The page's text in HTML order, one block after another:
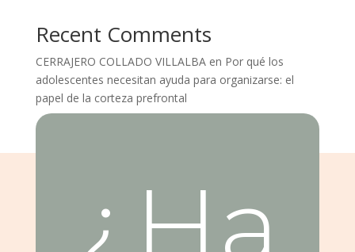
Recent Comments
CERRAJERO COLLADO VILLALBAen Por qué los
adolescentes necesitan ayuda para organizarse: el
papel de la corteza prefrontal
¿Ha